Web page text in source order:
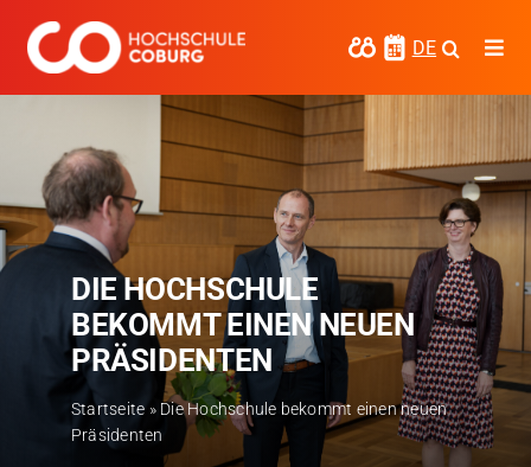
Inhalt
springen
DE
Forschen
Kooperieren
Hochschule Coburg
Regionalentwicklung
Entdecke die Region
DIE HOCHSCHULE
BEKOMMT EINEN NEUEN
PRÄSIDENTEN
Startseite» Die Hochschule bekommt einen neuen
Präsidenten